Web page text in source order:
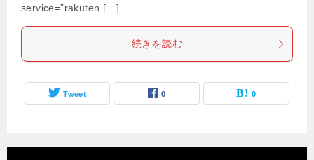
service=”rakuten […]
続きを読む
Tweet 0 0